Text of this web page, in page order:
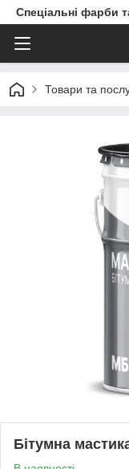
Спеціальні фарби
Товари та
Бітумна